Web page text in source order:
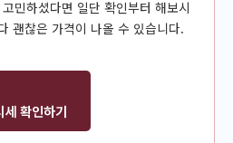
민하셨다면 일단 확인부터 해보시
괜찮은 가격이 나올 수 있습니다.
세 확인하기